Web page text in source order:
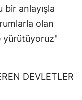
anlayışla
olan
yürütüyoruz"
DEVLETLER